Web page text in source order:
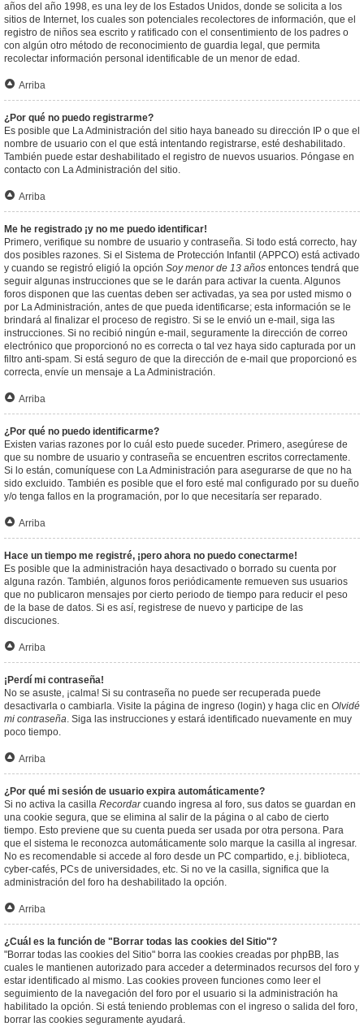
años del año 1998, es una ley de los Estados Unidos, donde se solicita a los
sitios de Internet, los cuales son potenciales recolectores de información, que el
registro de niños sea escrito y ratificado con el consentimiento de los padres o
con algún otro método de reconocimiento de guardia legal, que permita
recolectar información personal identificable de un menor de edad.
Arriba
¿Por qué no puedo registrarme?
Es posible que La Administración del sitio haya baneado su dirección IP o que el
nombre de usuario con el que está intentando registrarse, esté deshabilitado.
También puede estar deshabilitado el registro de nuevos usuarios. Póngase en
contacto con La Administración del sitio.
Arriba
Me he registrado ¡y no me puedo identificar!
Primero, verifique su nombre de usuario y contraseña. Si todo está correcto, hay
dos posibles razones. Si el Sistema de Protección Infantil (APPCO) está activado
y cuando se registró eligió la opción Soy menor de 13 años entonces tendrá que
seguir algunas instrucciones que se le darán para activar la cuenta. Algunos
foros disponen que las cuentas deben ser activadas, ya sea por usted mismo o
por La Administración, antes de que pueda identificarse; esta información se le
brindará al finalizar el proceso de registro. Si se le envió un e-mail, siga las
instrucciones. Si no recibió ningún e-mail, seguramente la dirección de correo
electrónico que proporcionó no es correcta o tal vez haya sido capturada por un
filtro anti-spam. Si está seguro de que la dirección de e-mail que proporcionó es
correcta, envíe un mensaje a La Administración.
Arriba
¿Por qué no puedo identificarme?
Existen varias razones por lo cuál esto puede suceder. Primero, asegúrese de
que su nombre de usuario y contraseña se encuentren escritos correctamente.
Si lo están, comuníquese con La Administración para asegurarse de que no ha
sido excluido. También es posible que el foro esté mal configurado por su dueño
y/o tenga fallos en la programación, por lo que necesitaría ser reparado.
Arriba
Hace un tiempo me registré, ¡pero ahora no puedo conectarme!
Es posible que la administración haya desactivado o borrado su cuenta por
alguna razón. También, algunos foros periódicamente remueven sus usuarios
que no publicaron mensajes por cierto periodo de tiempo para reducir el peso
de la base de datos. Si es así, registrese de nuevo y participe de las
discuciones.
Arriba
¡Perdí mi contraseña!
No se asuste, ¡calma! Si su contraseña no puede ser recuperada puede
desactivarla o cambiarla. Visite la página de ingreso (login) y haga clic en Olvidé
mi contraseña. Siga las instrucciones y estará identificado nuevamente en muy
poco tiempo.
Arriba
¿Por qué mi sesión de usuario expira automáticamente?
Si no activa la casilla Recordarcuando ingresa al foro, sus datos se guardan en
una cookie segura, que se elimina al salir de la página o al cabo de cierto
tiempo. Esto previene que su cuenta pueda ser usada por otra persona. Para
que el sistema le reconozca automáticamente solo marque la casilla al ingresar.
No es recomendable si accede al foro desde un PC compartido, e.j. biblioteca,
cyber-cafés, PCs de universidades, etc. Si no ve la casilla, significa que la
administración del foro ha deshabilitado la opción.
Arriba
¿Cuál es la función de "Borrar todas las cookies del Sitio"?
"Borrar todas las cookies del Sitio" borra las cookies creadas por phpBB, las
cuales le mantienen autorizado para acceder a determinados recursos del foro y
estar identificado al mismo. Las cookies proveen funciones como leer el
seguimiento de la navegación del foro por el usuario si la administración ha
habilitado la opción. Si está teniendo problemas con el ingreso o salida del foro,
borrar las cookies seguramente ayudará.